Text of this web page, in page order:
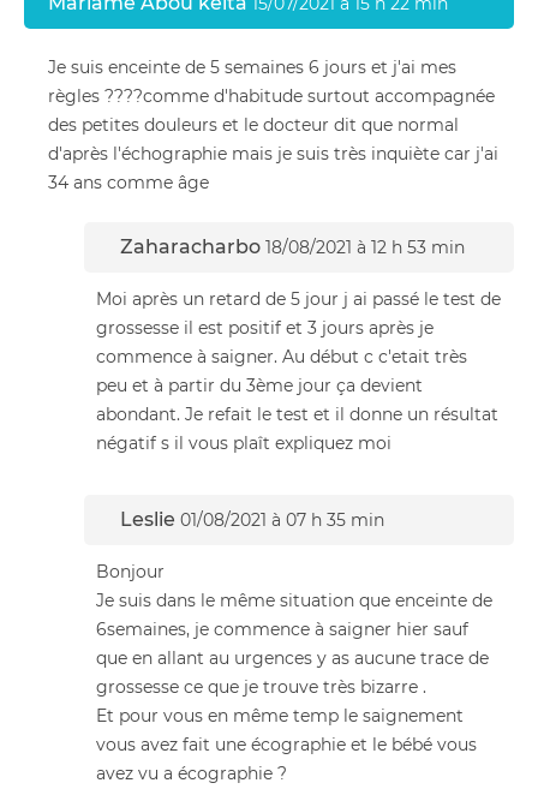
Je suis enceinte de 5 semaines 6 jours et j'ai mes
règles ????comme d'habitude surtout accompagnée
des petites douleurs et le docteur dit que normal
d'après l'échographie mais je suis très inquiète car j'ai
34 ans comme âge
Zaharacharbo 18/08/2021 à 12 h 53 min
Moi après un retard de 5 jour j ai passé le test de
grossesse il est positif et 3 jours après je
commence à saigner. Au début c c'etait très
peu et à partir du 3ème jour ça devient
abondant. Je refait le test et il donne un résultat
négatif s il vous plaît expliquez moi
Leslie 01/08/2021 à 07 h 35 min
Bonjour
Je suis dans le même situation que enceinte de
6semaines, je commence à saigner hier sauf
que en allant au urgences y as aucune trace de
grossesse ce que je trouve très bizarre .
Et pour vous en même temp le saignement
vous avez fait une écographie et le bébé vous
avez vu a écographie ?